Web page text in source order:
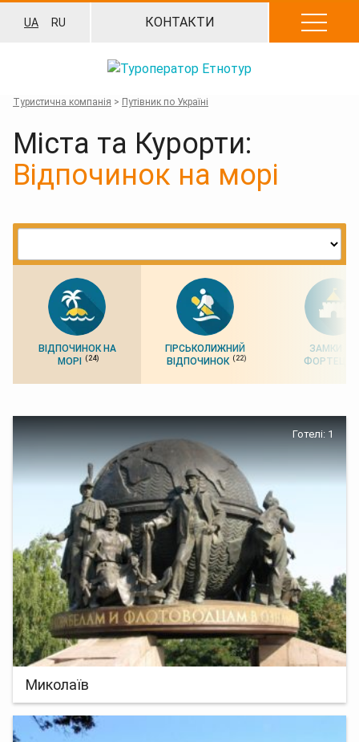
UA RU КОНТАКТИ
Туристична компанія > Путівник по Україні
Міста та Курорти:
Відпочинок на морі
ВІДПОЧИНОК НА
МОРІ (24)
ГІРСЬКОЛИЖНИЙ
ВІДПОЧИНОК (22)
ЗАМКИ ТА
ФОРТЕЦІ
Готелі: 1
Миколаїв